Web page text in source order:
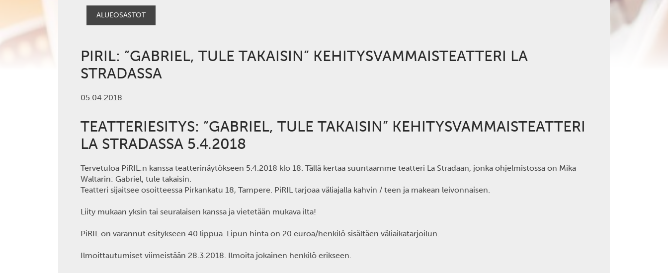
ALUEOSASTOT
PIRIL: ”GABRIEL, TULE TAKAISIN” KEHITYSVAMMAISTEATTERI LA
STRADASSA
05.04.2018
TEATTERIESITYS: ”GABRIEL, TULE TAKAISIN” KEHITYSVAMMAISTEATTERI
LA STRADASSA 5.4.2018
Tervetuloa PiRIL:n kanssa teatterinäytökseen 5.4.2018 klo 18. Tällä kertaa suuntaamme teatteri La Stradaan, jonka ohjelmistossa on Mika
Waltarin: Gabriel, tule takaisin.
Teatteri sijaitsee osoitteessa Pirkankatu 18, Tampere. PiRIL tarjoaa väliajalla kahvin / teen ja makean leivonnaisen.
Liity mukaan yksin tai seuralaisen kanssa ja vietetään mukava ilta!
PiRIL on varannut esitykseen 40 lippua. Lipun hinta on 20 euroa/henkilö sisältäen väliaikatarjoilun.
Ilmoittautumiset viimeistään 28.3.2018. Ilmoita jokainen henkilö erikseen.